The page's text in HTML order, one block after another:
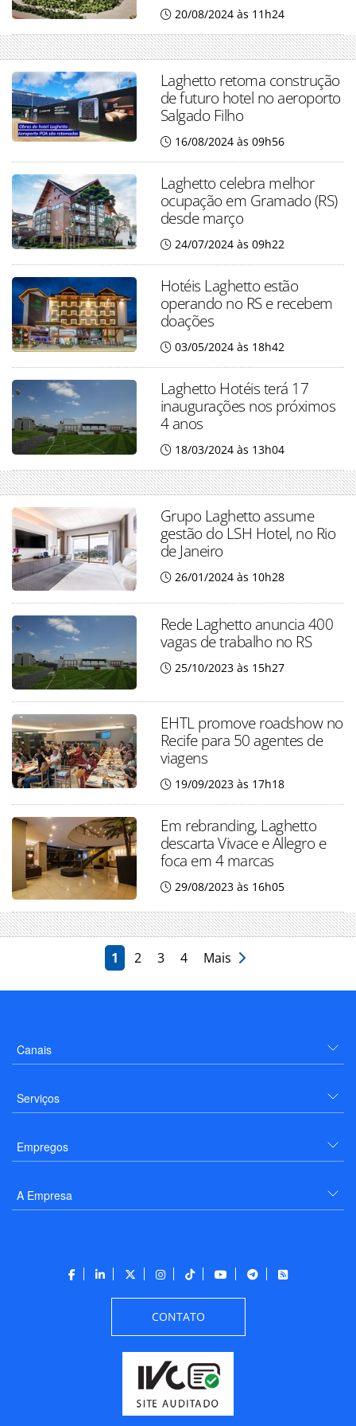
20/08/2024 às 11h24
Laghetto retoma construção
de futuro hotel no aeroporto
Salgado Filho
16/08/2024 às 09h56
Laghetto celebra melhor
ocupação em Gramado (RS)
desde março
24/07/2024 às 09h22
Hotéis Laghetto estão
operando no RS e recebem
doações
03/05/2024 às 18h42
Laghetto Hotéis terá 17
inaugurações nos próximos
4 anos
18/03/2024 às 13h04
Grupo Laghetto assume
gestão do LSH Hotel, no Rio
de Janeiro
26/01/2024 às 10h28
Rede Laghetto anuncia 400
vagas de trabalho no RS
25/10/2023 às 15h27
EHTL promove roadshow no
Recife para 50 agentes de
viagens
19/09/2023 às 17h18
Em rebranding, Laghetto
descarta Vivace e Allegro e
foca em 4 marcas
29/08/2023 às 16h05
1 2 3 4 Mais
Canais
Serviços
Empregos
A Empresa
CONTATO